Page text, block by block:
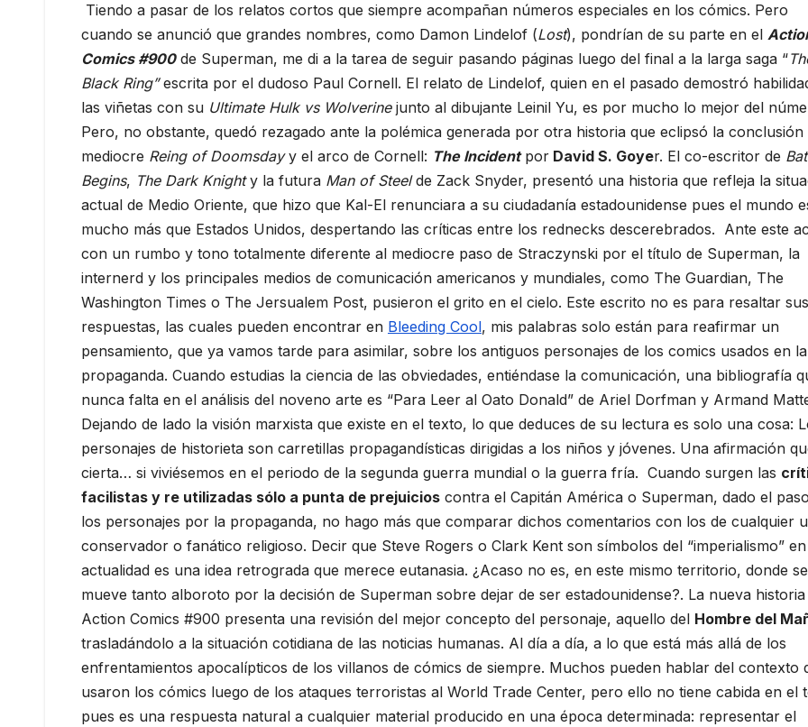
Tiendo a pasar de los relatos cortos que siempre acompañan números especiales en los cómics. Pero
cuando se anunció que grandes nombres, como Damon Lindelof (Lost), pondrían de su parte en el
Comics #900de Superman, me di a la tarea de seguir pasando páginas luego del final a la larga saga “
Black Ring”escrita por el dudoso Paul Cornell. El relato de Lindelof, quien en el pasado demostró
las viñetas con su Ultimate Hulk vs Wolverinejunto al dibujante Leinil Yu, es por mucho lo mejor del
Pero, no obstante, quedó rezagado ante la polémica generada por otra historia que eclipsó la conclusión
mediocre Reing of Doomsdayy el arco de Cornell: The Incidentpor David S. Goyer. El co-escritor de
Begins, The Dark Knighty la futura Man of Steelde Zack Snyder, presentó una historia que refleja la
actual de Medio Oriente, que hizo que Kal-El renunciara a su ciudadanía estadounidense pues el mundo
mucho más que Estados Unidos, despertando las críticas entre los rednecks descerebrados. Ante este
con un rumbo y tono totalmente diferente al mediocre paso de Straczynski por el título de Superman, la
internerd y los principales medios de comunicación americanos y mundiales, como The Guardian, The
Washington Times o The Jersualem Post, pusieron el grito en el cielo. Este escrito no es para resaltar sus
respuestas, las cuales pueden encontrar en Bleeding Cool, mis palabras solo están para reafirmar un
pensamiento, que ya vamos tarde para asimilar, sobre los antiguos personajes de los comics usados en la
propaganda. Cuando estudias la ciencia de las obviedades, entiéndase la comunicación, una bibliografía
nunca falta en el análisis del noveno arte es “Para Leer al Oato Donald” de Ariel Dorfman y Armand
Dejando de lado la visión marxista que existe en el texto, lo que deduces de su lectura es solo una cosa:
personajes de historieta son carretillas propagandísticas dirigidas a los niños y jóvenes. Una afirmación
cierta… si viviésemos en el periodo de la segunda guerra mundial o la guerra fría. Cuando surgen las
facilistas y re utilizadas sólo a punta de prejuicios contra el Capitán América o Superman, dado el
los personajes por la propaganda, no hago más que comparar dichos comentarios con los de cualquier
conservador o fanático religioso. Decir que Steve Rogers o Clark Kent son símbolos del “imperialismo”
actualidad es una idea retrograda que merece eutanasia. ¿Acaso no es, en este mismo territorio, donde se
mueve tanto alboroto por la decisión de Superman sobre dejar de ser estadounidense?. La nueva historia
Action Comics #900 presenta una revisión del mejor concepto del personaje, aquello del Hombre del
trasladándolo a la situación cotidiana de las noticias humanas. Al día a día, a lo que está más allá de los
enfrentamientos apocalípticos de los villanos de cómics de siempre. Muchos pueden hablar del contexto
usaron los cómics luego de los ataques terroristas al World Trade Center, pero ello no tiene cabida en el
pues es una respuesta natural a cualquier material producido en una época determinada: representar el